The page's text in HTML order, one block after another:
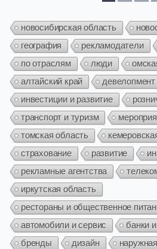
новосибирская область
география
рекламодатели
по отраслям
люди
алтайский край
инвестиции и развитие
транспорт и туризм
томская область
страхование
развитие
рекламные агентства
иркутская область
рестораны и общественное
автомобили и сервис
банки
бренды
дизайн